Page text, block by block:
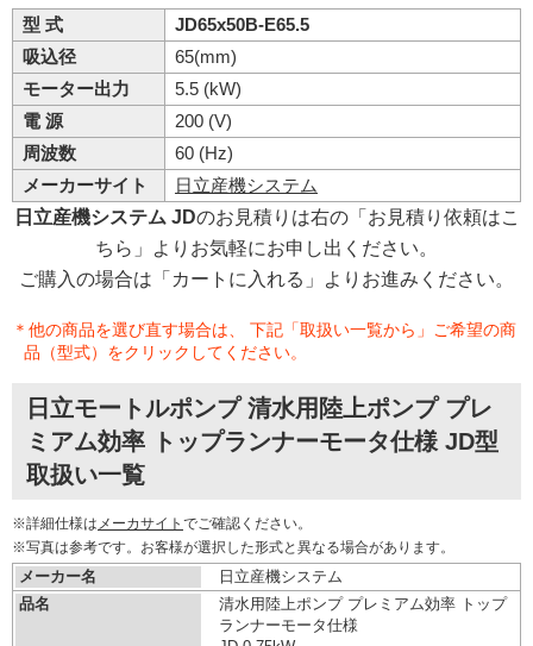
型 式
JD65x50B-E65.5
吸込径
65(mm)
モーター出力
5.5 (kW)
電 源
200 (V)
周波数
60 (Hz)
メーカーサイト
日立産機システム
日立産機システム JDのお見積りは右の「お見積り依頼はこ
ちら」よりお気軽にお申し出ください。
ご購入の場合は「カートに入れる」よりお進みください。
＊他の商品を選び直す場合は、 下記「取扱い一覧から」ご希望の商
品（型式）をクリックしてください。
日立モートルポンプ 清水用陸上ポンプ プレ
ミアム効率 トップランナーモータ仕様 JD型
取扱い一覧
※詳細仕様は メーカサイト でご確認ください。
※写真は参考です。お客様が選択した形式と異なる場合があります。
メーカー名
日立産機システム
品名
清水用陸上ポンプ プレミアム効率 トップ
ランナーモータ仕様